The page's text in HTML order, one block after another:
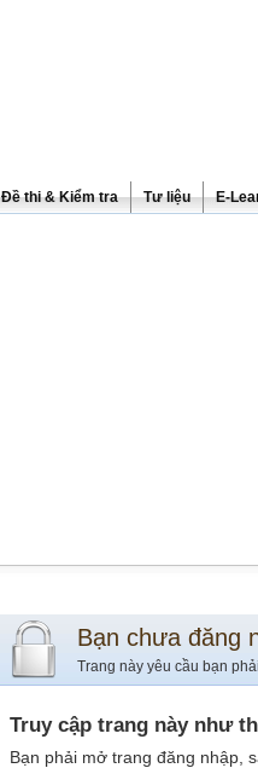
Đề thi & Kiểm tra Tư liệu E-
Bạn chưa đăng
Trang này yêu cầu bạn
Truy cập trang này như
Bạn phải mở trang đăng nhập,